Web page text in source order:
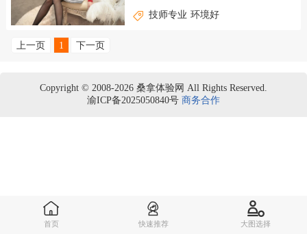
技师专业 环境好
上一页 1 下一页
Copyright © 2008-2026 桑拿体验网 All Rights Reserved.
渝ICP备2025050840号 商务合作
首页 快速推荐 大图选择